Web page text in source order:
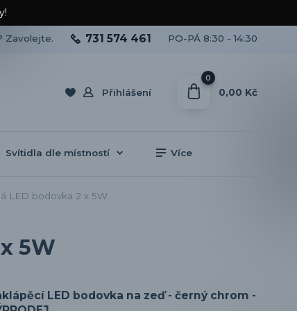
Přihlášení
Zavolejte. 731 574 461 PO-PÁ 8:30 - 14:30
0
0,00 Kč
Svítidla dle místností Více
LED bodovka 2 x 5W
5W
LED bodovka na zeď - černý chrom -